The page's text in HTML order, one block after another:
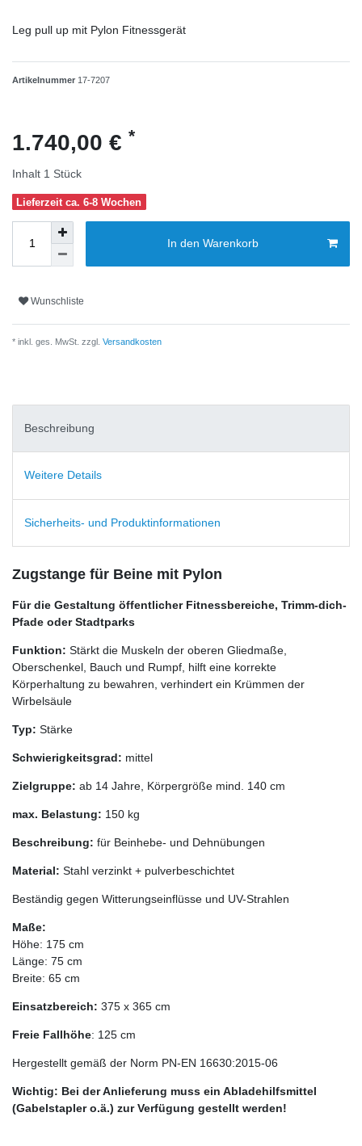
Leg pull up mit Pylon Fitnessgerät
Artikelnummer 17-7207
1.740,00 € *
Inhalt 1 Stück
Lieferzeit ca. 6-8 Wochen
In den Warenkorb
Wunschliste
* inkl. ges. MwSt. zzgl. Versandkosten
Beschreibung
Weitere Details
Sicherheits- und Produktinformationen
Zugstange für Beine mit Pylon
Für die Gestaltung öffentlicher Fitnessbereiche, Trimm-dich-
Pfade oder Stadtparks
Funktion: Stärkt die Muskeln der oberen Gliedmaße,
Oberschenkel, Bauch und Rumpf, hilft eine korrekte
Körperhaltung zu bewahren, verhindert ein Krümmen der
Wirbelsäule
Typ: Stärke
Schwierigkeitsgrad: mittel
Zielgruppe: ab 14 Jahre, Körpergröße mind. 140 cm
max. Belastung: 150 kg
Beschreibung: für Beinhebe- und Dehnübungen
Material: Stahl verzinkt + pulverbeschichtet
Beständig gegen Witterungseinflüsse und UV-Strahlen
Maße:
Höhe: 175 cm
Länge: 75 cm
Breite: 65 cm
Einsatzbereich: 375 x 365 cm
Freie Fallhöhe: 125 cm
Hergestellt gemäß der Norm PN-EN 16630:2015-06
Wichtig: Bei der Anlieferung muss ein Abladehilfsmittel
(Gabelstapler o.ä.) zur Verfügung gestellt werden!